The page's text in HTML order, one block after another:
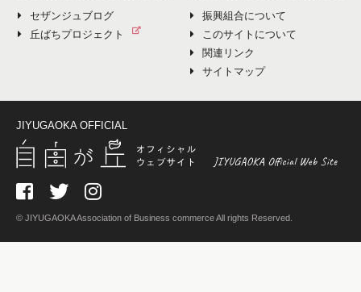
セザンジュブログ
丘ばちプロジェクト
振興組合について
このサイトについて
関連リンク
サイトマップ
JIYUGAOKA OFFICIAL
© JIYUGAOKA Association of Business commerce All rights Reserved.